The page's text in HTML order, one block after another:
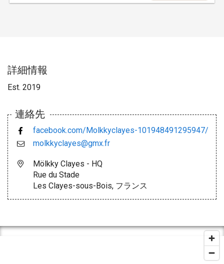
詳細情報
Est. 2019
連絡先
facebook.com/Molkkyclayes-101948491295947/
molkkyclayes@gmx.fr
Mölkky Clayes - HQ
Rue du Stade
Les Clayes-sous-Bois, フランス